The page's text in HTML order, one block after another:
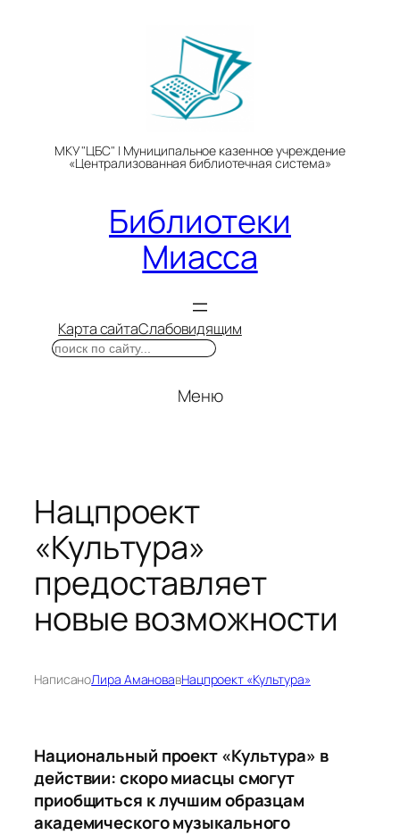
МКУ "ЦБС" | Муниципальное казенное учреждение
«Централизованная библиотечная система»
Библиотеки
Миасса
Карта сайтаСлабовидящим
Поиск
Меню
Нацпроект
«Культура»
предоставляет
новые возможности
НаписаноЛира АмановавНацпроект «Культура»
Национальный проект «Культура» в
действии: скоро миасцы смогут
приобщиться к лучшим образцам
академического музыкального